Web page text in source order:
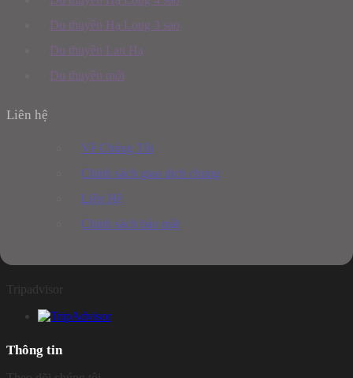
Du thuyền Hạ Long 3 sao
Du thuyền Lan Hạ
Du thuyền mới
Liên hệ
Về Chúng Tôi
Chính sách giao dịch chung
Liên Hệ
Chính sách bảo mật
Tripadvisor
Thông tin